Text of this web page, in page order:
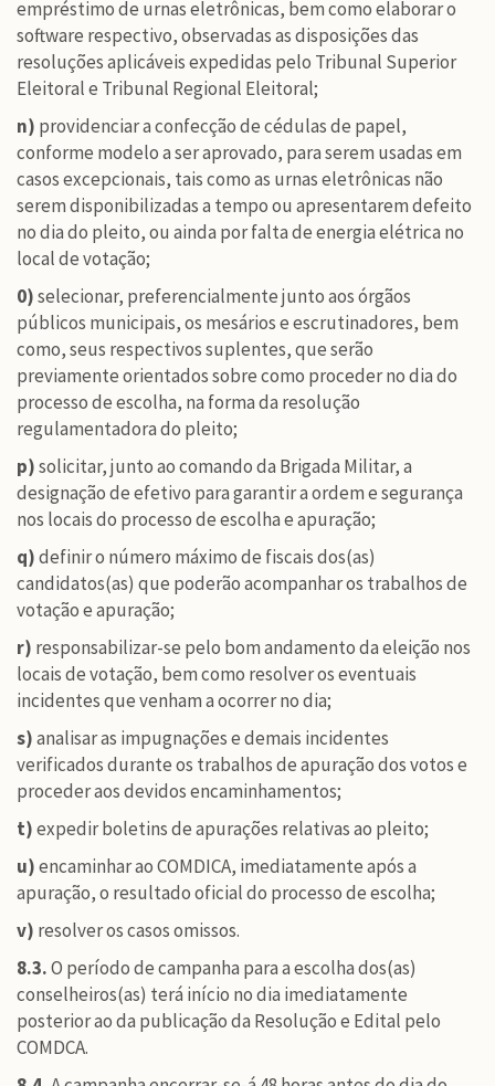
empréstimo de urnas eletrônicas, bem como elaborar o
software respectivo, observadas as disposições das
resoluções aplicáveis expedidas pelo Tribunal Superior
Eleitoral e Tribunal Regional Eleitoral;
n) providenciar a confecção de cédulas de papel,
conforme modelo a ser aprovado, para serem usadas em
casos excepcionais, tais como as urnas eletrônicas não
serem disponibilizadas a tempo ou apresentarem defeito
no dia do pleito, ou ainda por falta de energia elétrica no
local de votação;
0)selecionar, preferencialmente junto aos órgãos
públicos municipais, os mesários e escrutinadores, bem
como, seus respectivos suplentes, que serão
previamente orientados sobre como proceder no dia do
processo de escolha, na forma da resolução
regulamentadora do pleito;
p)solicitar, junto ao comando da Brigada Militar, a
designação de efetivo para garantir a ordem e segurança
nos locais do processo de escolha e apuração;
q)definir o número máximo de fiscais dos(as)
candidatos(as) que poderão acompanhar os trabalhos de
votação e apuração;
r) responsabilizar-se pelo bom andamento da eleição nos
locais de votação, bem como resolver os eventuais
incidentes que venham a ocorrer no dia;
s)analisar as impugnações e demais incidentes
verificados durante os trabalhos de apuração dos votos e
proceder aos devidos encaminhamentos;
t)expedir boletins de apurações relativas ao pleito;
u)encaminhar ao COMDICA, imediatamente após a
apuração, o resultado oficial do processo de escolha;
v) resolver os casos omissos.
8.3.O período de campanha para a escolha dos(as)
conselheiros(as) terá início no dia imediatamente
posterior ao da publicação da Resolução e Edital pelo
COMDCA.